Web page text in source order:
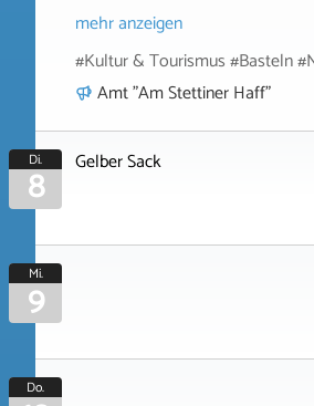
mehr anzeigen
#Kultur & Tourismus #Basteln
Amt "Am Stettiner Haff"
Di.
8 Gelber Sack
Mi.
9
Do.